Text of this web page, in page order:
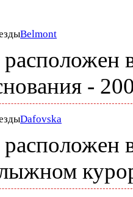
Belmont
-
Dafovska
расположен